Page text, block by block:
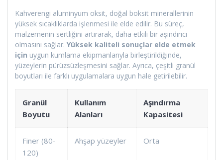
Kahverengi aluminyum oksit, doğal boksit minerallerinin
yüksek sıcaklıklarda işlenmesi ile elde edilir. Bu süreç,
malzemenin sertliğini artırarak, daha etkili bir aşındırıcı
olmasını sağlar. Yüksek kaliteli sonuçlar elde etmek
için uygun kumlama ekipmanlarıyla birleştirildiğinde,
yüzeylerin pürüzsüzleşmesini sağlar. Ayrıca, çeşitli granül
boyutları ile farklı uygulamalara uygun hale getirilebilir.
Granül
Boyutu
Kullanım
Alanları
Aşındırma
Kapasitesi
Finer (80-
120)
Ahşap yüzeyler Orta